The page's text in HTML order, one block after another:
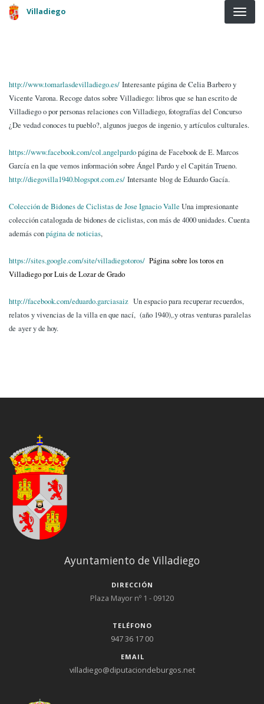
Pasar al contenido principal
Villadiego
http://www.tomarlasdevilladiego.es/ Interesante página de Celia Barbero y
Vicente Varona. Recoge datos sobre Villadiego: libros que se han escrito de
Villadiego o por personas relaciones con Villadiego, fotografías del Concurso
¿De vedad conoces tu pueblo?, algunos juegos de ingenio, y artículos culturales.
https://www.facebook.com/col.angelpardopágina de Facebook de E. Marcos
García en la que vemos información sobre Ángel Pardo y el Capitán Trueno.
http://diegovilla1940.blogspot.com.es/ Intersante blog de Eduardo Gacía.
Colección de Bidones de Ciclistas de Jose Ignacio Valle Una impresionante
colección catalogada de bidones de ciclistas, con más de 4000 unidades. Cuenta
además conpágina de noticias,
https://sites.google.com/site/villadiegotoros/ Página sobre los toros en
Villadiego por Luis de Lozar de Grado
http://facebook.com/eduardo.garciasaiz Un espacio para recuperar recuerdos,
relatos y vivencias de la villa en que nací, (año 1940),.y otras venturas paralelas
de ayer y de hoy.
Ayuntamiento de Villadiego
DIRECCIÓN
Plaza Mayor nº 1 - 09120
TELÉFONO
947 36 17 00
EMAIL
villadiego@diputaciondeburgos.net